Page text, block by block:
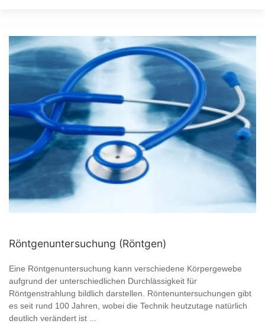
Röntgenuntersuchung (Röntgen)
Eine Röntgenuntersuchung kann verschiedene Körpergewebe
aufgrund der unterschiedlichen Durchlässigkeit für
Röntgenstrahlung bildlich darstellen. Röntenuntersuchungen gibt
es seit rund 100 Jahren, wobei die Technik heutzutage natürlich
deutlich verändert ist ...